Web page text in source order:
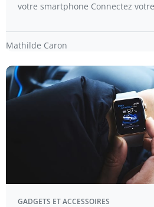
votre smartphone Connectez
Mathilde Caron
GADGETS ET ACCESSOIRES